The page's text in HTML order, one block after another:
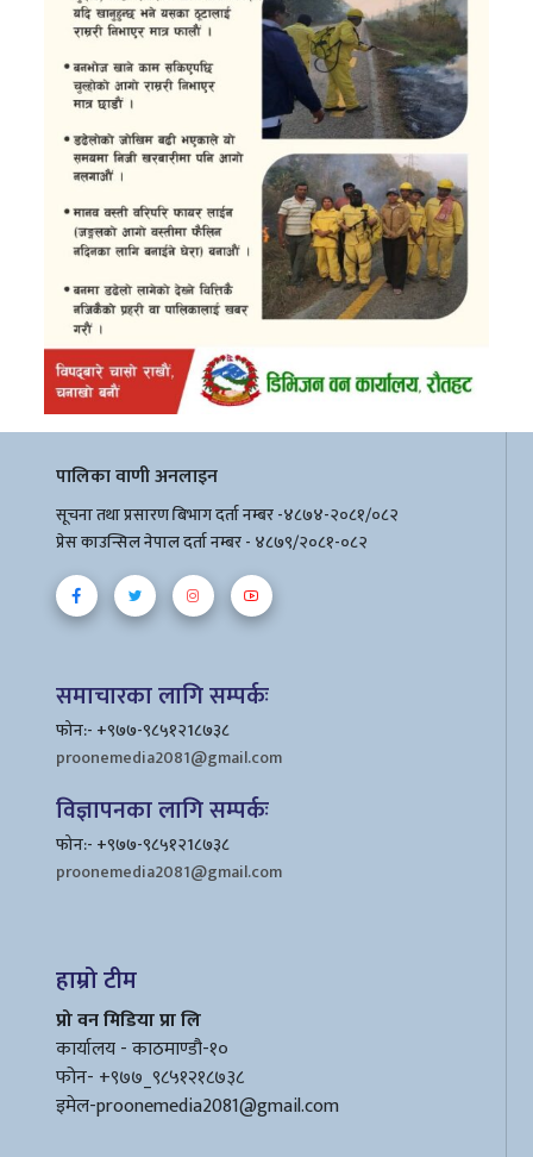
पालिका वाणी अनलाइन
सूचना तथा प्रसारण बिभाग दर्ता नम्बर -४८७४-२०८१/०८२
प्रेस काउन्सिल नेपाल दर्ता नम्बर - ४८७९/२०८१-०८२
समाचारका लागि सम्पर्कः
फोन:- +९७७-९८५१२1८७३८
proonemedia2081@gmail.com
विज्ञापनका लागि सम्पर्कः
फोन:- +९७७-९८५१२1८७३८
proonemedia2081@gmail.com
हाम्रो टीम
प्रो वन मिडिया प्रा लि
कार्यालय - काठमाण्डौ-१०
फोन- +९७७_९८५१२१८७३८
इमेल-proonemedia2081@gmail.com